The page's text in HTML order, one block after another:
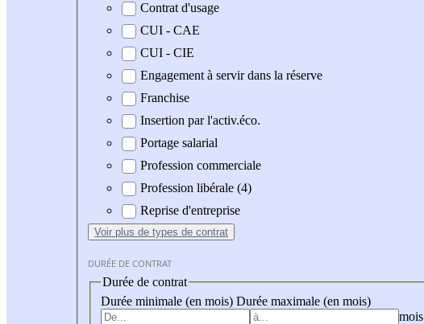
Contrat d'usage
CUI - CAE
CUI - CIE
Engagement à servir dans la réserve
Franchise
Insertion par l'activ.éco.
Portage salarial
Profession commerciale
Profession libérale (4)
Reprise d'entreprise
Voir plus de types de contrat
DURÉE DE CONTRAT
Durée de contrat
Durée minimale (en mois) Durée maximale (en mois)
mois